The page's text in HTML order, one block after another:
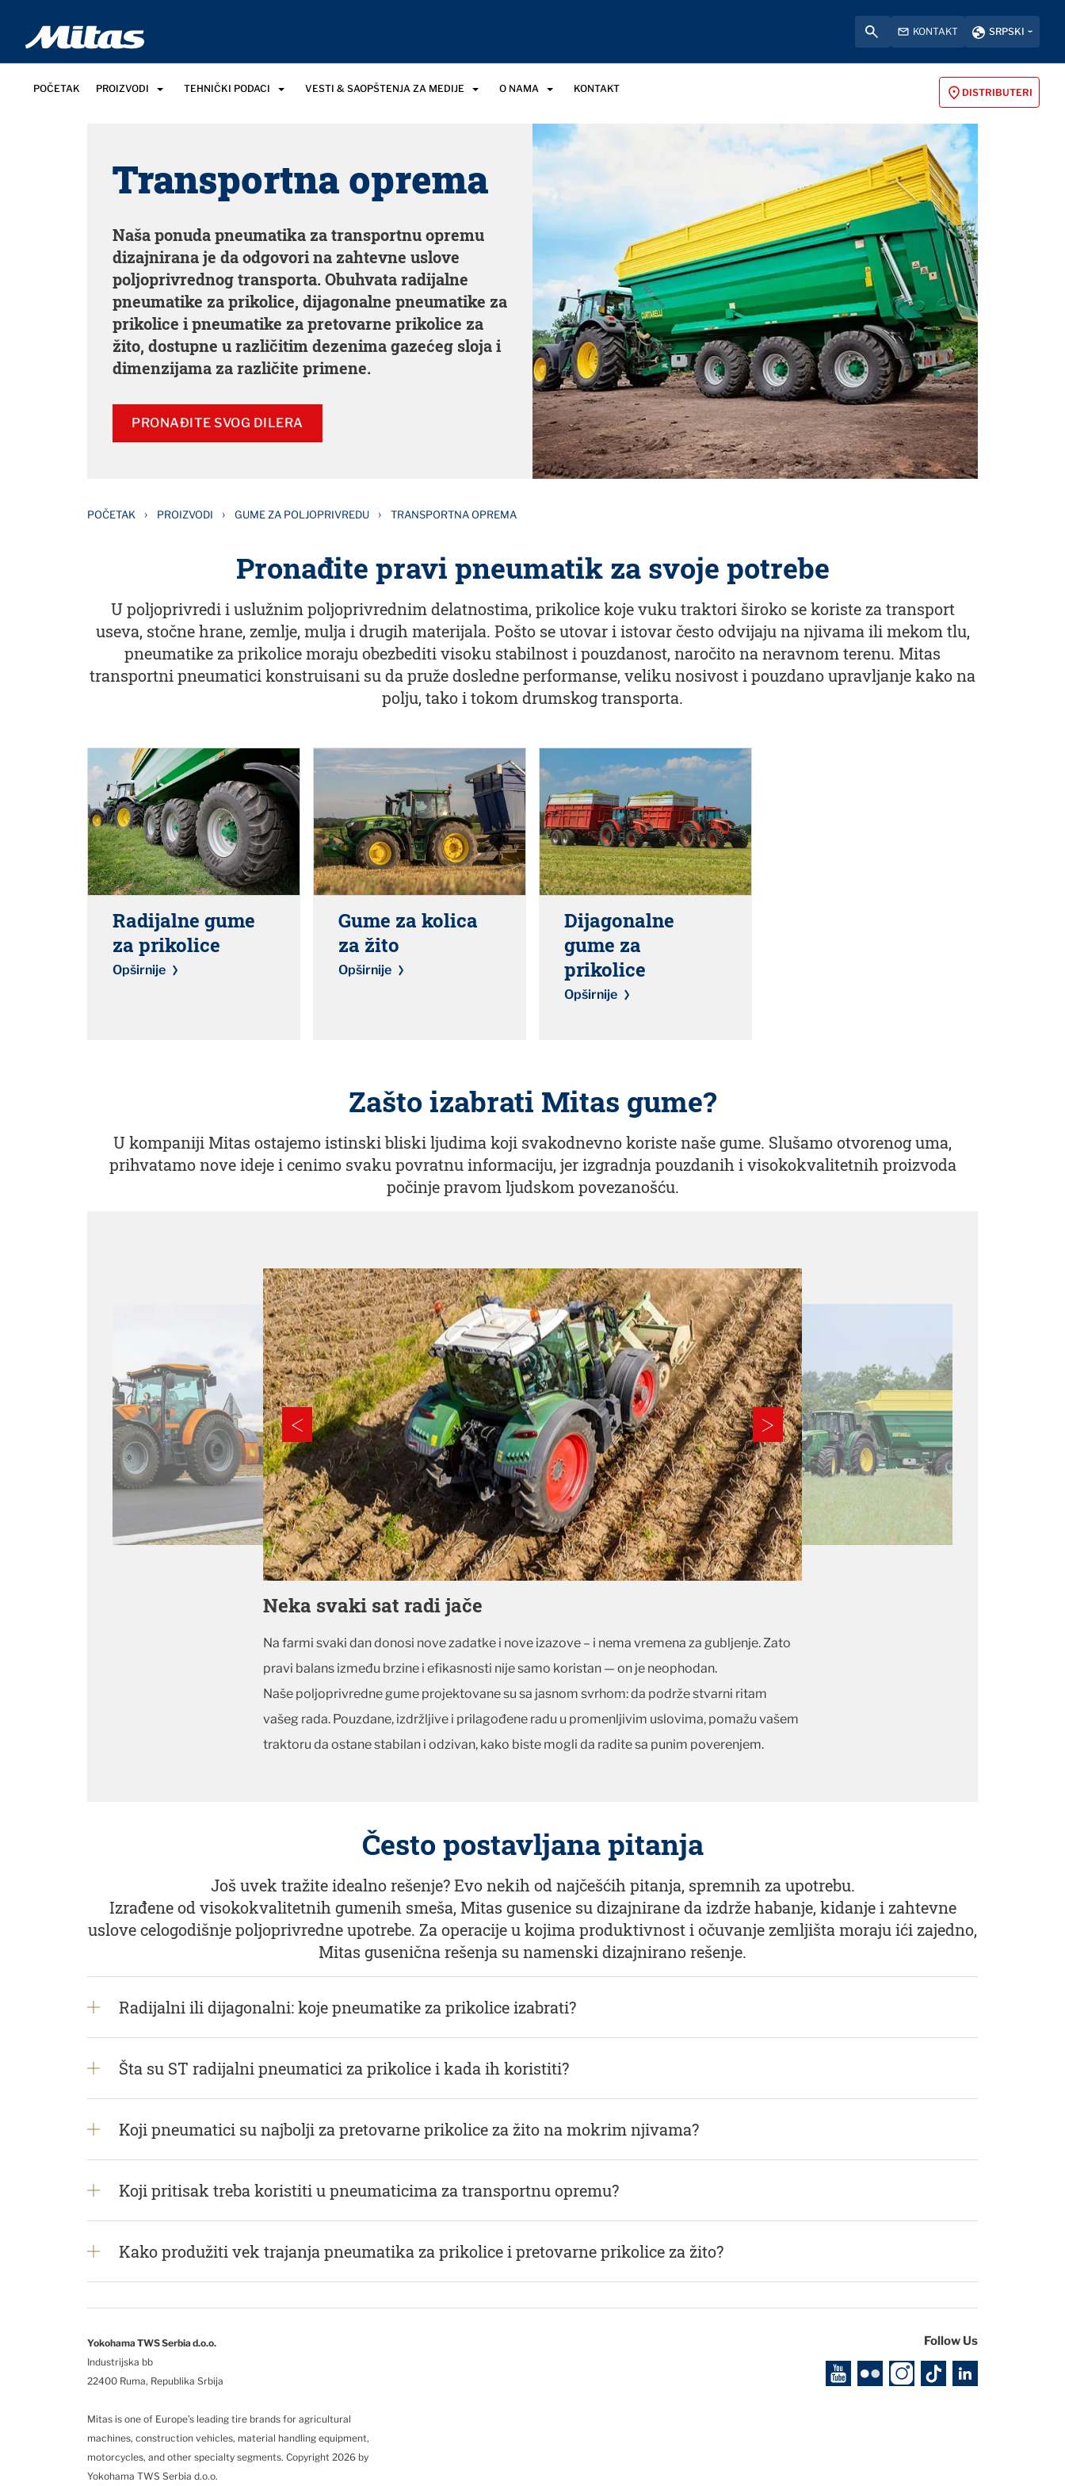
KONTAKT SRPSKI
POČETAK PROIZVODI TEHNIČKI PODACI VESTI & SAOPŠTENJA ZA MEDIJE O NAMA KONTAKT DISTRIBUTERI
Transportna oprema
Naša ponuda pneumatika za transportnu opremu
dizajnirana je da odgovori na zahtevne uslove
poljoprivrednog transporta. Obuhvata radijalne
pneumatike za prikolice, dijagonalne pneumatike za
prikolice i pneumatike za pretovarne prikolice za
žito, dostupne u različitim dezenima gazećeg sloja i
dimenzijama za različite primene.
PRONAĐITE SVOG DILERA
POČETAK › PROIZVODI › GUME ZA POLJOPRIVREDU › TRANSPORTNA OPREMA
Pronađite pravi pneumatik za svoje potrebe
U poljoprivredi i uslužnim poljoprivrednim delatnostima, prikolice koje vuku traktori široko se koriste za transport
useva, stočne hrane, zemlje, mulja i drugih materijala. Pošto se utovar i istovar često odvijaju na njivama ili mekom tlu,
pneumatike za prikolice moraju obezbediti visoku stabilnost i pouzdanost, naročito na neravnom terenu. Mitas
transportni pneumatici konstruisani su da pruže dosledne performanse, veliku nosivost i pouzdano upravljanje kako na
polju, tako i tokom drumskog transporta.
Radijalne gume
za prikolice
Opširnije
Gume za kolica
za žito
Opširnije
Dijagonalne
gume za
prikolice
Opširnije
Zašto izabrati Mitas gume?
U kompaniji Mitas ostajemo istinski bliski ljudima koji svakodnevno koriste naše gume. Slušamo otvorenog uma,
prihvatamo nove ideje i cenimo svaku povratnu informaciju, jer izgradnja pouzdanih i visokokvalitetnih proizvoda
počinje pravom ljudskom povezanošću.
Neka svaki sat radi jače
Na farmi svaki dan donosi nove zadatke i nove izazove – i nema vremena za gubljenje. Zato
pravi balans između brzine i efikasnosti nije samo koristan — on je neophodan.
Naše poljoprivredne gume projektovane su sa jasnom svrhom: da podrže stvarni ritam
vašeg rada. Pouzdane, izdržljive i prilagođene radu u promenljivim uslovima, pomažu vašem
traktoru da ostane stabilan i odzivan, kako biste mogli da radite sa punim poverenjem.
Često postavljana pitanja
Još uvek tražite idealno rešenje? Evo nekih od najčešćih pitanja, spremnih za upotrebu.
Izrađene od visokokvalitetnih gumenih smeša, Mitas gusenice su dizajnirane da izdrže habanje, kidanje i zahtevne
uslove celogodišnje poljoprivredne upotrebe. Za operacije u kojima produktivnost i očuvanje zemljišta moraju ići zajedno,
Mitas gusenična rešenja su namenski dizajnirano rešenje.
Radijalni ili dijagonalni: koje pneumatike za prikolice izabrati?
Šta su ST radijalni pneumatici za prikolice i kada ih koristiti?
Koji pneumatici su najbolji za pretovarne prikolice za žito na mokrim njivama?
Koji pritisak treba koristiti u pneumaticima za transportnu opremu?
Kako produžiti vek trajanja pneumatika za prikolice i pretovarne prikolice za žito?
Yokohama TWS Serbia d.o.o.
Industrijska bb
22400 Ruma, Republika Srbija
Mitas is one of Europe’s leading tire brands for agricultural
machines, construction vehicles, material handling equipment,
motorcycles, and other specialty segments. Copyright 2026 by
Yokohama TWS Serbia d.o.o.
Follow Us